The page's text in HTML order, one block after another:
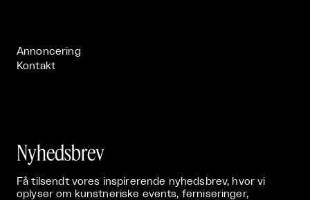
Annoncering
Kontakt
Nyhedsbrev
Få tilsendt vores inspirerende nyhedsbrev, hvor vi
oplyser om kunstneriske events, ferniseringer,